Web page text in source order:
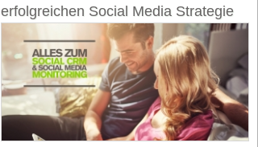
erfolgreichen Social Media Strategie